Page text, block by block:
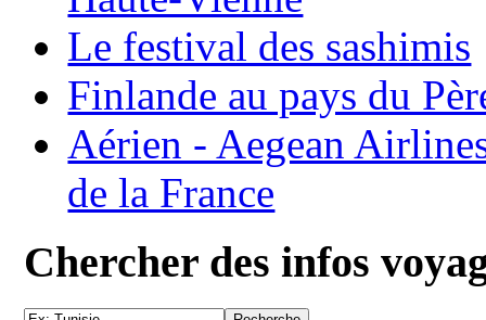
Le festival des sashimis
Finlande au pays du
Aérien - Aegean
de la France
Chercher des infos